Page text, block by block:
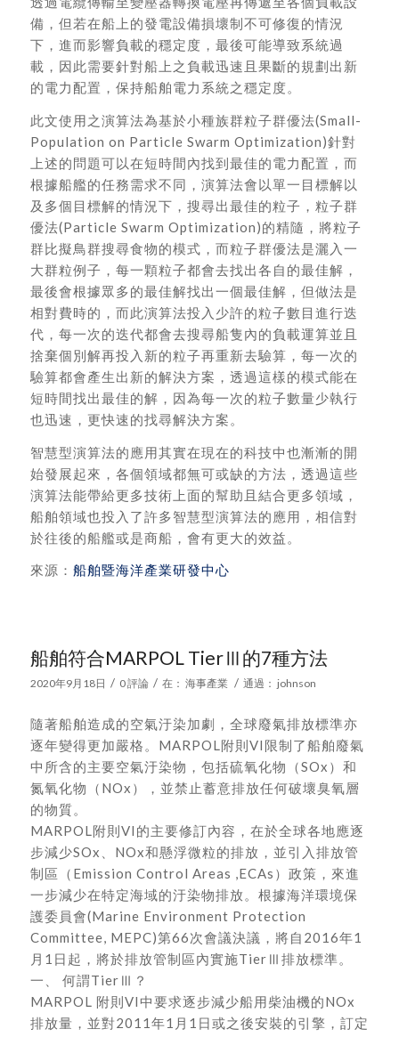
備，但若在船上的發電設備損壞制不可修復的情況
下，進而影響負載的穩定度，最後可能導致系統過
載，因此需要針對船上之負載迅速且果斷的規劃出新
的電力配置，保持船舶電力系統之穩定度。
此文使用之演算法為基於小種族群粒子群優法(Small-
Population on Particle Swarm Optimization)針對
上述的問題可以在短時間內找到最佳的電力配置，而
根據船艦的任務需求不同，演算法會以單一目標解以
及多個目標解的情況下，搜尋出最佳的粒子，粒子群
優法(Particle Swarm Optimization)的精隨，將粒子
群比擬鳥群搜尋食物的模式，而粒子群優法是灑入一
大群粒例子，每一顆粒子都會去找出各自的最佳解，
最後會根據眾多的最佳解找出一個最佳解，但做法是
相對費時的，而此演算法投入少許的粒子數目進行迭
代，每一次的迭代都會去搜尋船隻內的負載運算並且
捨棄個別解再投入新的粒子再重新去驗算，每一次的
驗算都會產生出新的解決方案，透過這樣的模式能在
短時間找出最佳的解，因為每一次的粒子數量少執行
也迅速，更快速的找尋解決方案。
智慧型演算法的應用其實在現在的科技中也漸漸的開
始發展起來，各個領域都無可或缺的方法，透過這些
演算法能帶給更多技術上面的幫助且結合更多領域，
船舶領域也投入了許多智慧型演算法的應用，相信對
於往後的船艦或是商船，會有更大的效益。
來源： 船舶暨海洋產業研發中心
船舶符合MARPOL TierⅢ的7種方法
2020年9月18日 / 0 評論 / 在： 海事產業 / 通過： johnson
隨著船舶造成的空氣汙染加劇，全球廢氣排放標準亦
逐年變得更加嚴格。MARPOL附則VI限制了船舶廢氣
中所含的主要空氣汙染物，包括硫氧化物（SOx）和
氮氧化物（NOx），並禁止蓄意排放任何破壞臭氧層
的物質。
MARPOL附則VI的主要修訂內容，在於全球各地應逐
步減少SOx、NOx和懸浮微粒的排放，並引入排放管
制區（Emission Control Areas ,ECAs）政策，來進
一步減少在特定海域的汙染物排放。根據海洋環境保
護委員會(Marine Environment Protection
Committee, MEPC)第66次會議決議，將自2016年1
月1日起，將於排放管制區內實施TierⅢ排放標準。
一、 何謂TierⅢ？
MARPOL 附則VI中要求逐步減少船用柴油機的NOx
排放量，並對2011年1月1日或之後安裝的引擎，訂定